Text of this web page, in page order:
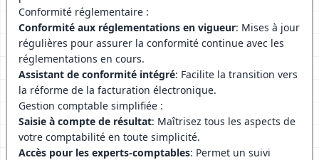
Conformité réglementaire :
Conformité aux réglementations en vigueur: Mises à jour
régulières pour assurer la conformité continue avec les
réglementations en cours.
Assistant de conformité intégré: Facilite la transition vers
la réforme de la facturation électronique.
Gestion comptable simplifiée :
Saisie à compte de résultat: Maîtrisez tous les aspects de
votre comptabilité en toute simplicité.
Accès pour les experts-comptables: Permet un suivi